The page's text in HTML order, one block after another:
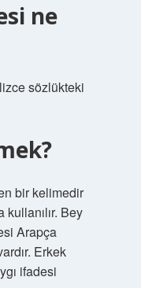
ne
sözlükteki
bir kelimedir
Bey
Arapça
Erkek
ifadesi